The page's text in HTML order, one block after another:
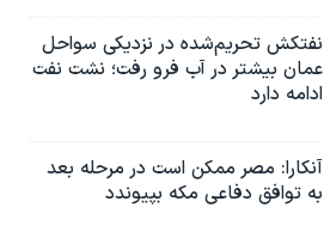
نفتکش تحریم‌شده در نزدیکی سواحل
عمان بیشتر در آب فرو رفت؛ نشت نفت
ادامه دارد
آنکارا: مصر ممکن است در مرحله بعد
به توافق دفاعی مکه بپیوندد